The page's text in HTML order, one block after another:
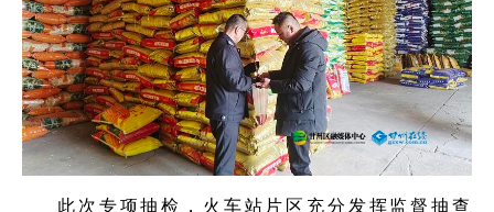
此次专项抽检，火车站片区充分发挥监督抽查